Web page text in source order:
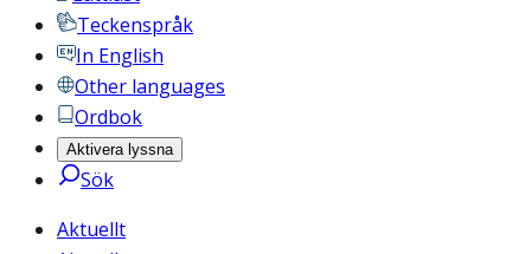
Teckenspråk
In English
Other languages
Ordbok
Aktivera lyssna
Sök
Aktuellt